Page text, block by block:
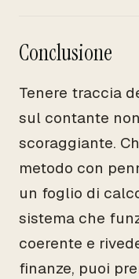
Conclusione
Tenere traccia
sul contante
scoraggiante.
metodo con
un foglio di
sistema che
coerente e
finanze, puoi